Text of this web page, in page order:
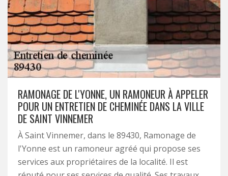
RAMONAGE DE L'YONNE, UN RAMONEUR À APPELER
POUR UN ENTRETIEN DE CHEMINÉE DANS LA VILLE
DE SAINT VINNEMER
À Saint Vinnemer, dans le 89430, Ramonage de
l'Yonne est un ramoneur agréé qui propose ses
services aux propriétaires de la localité. Il est